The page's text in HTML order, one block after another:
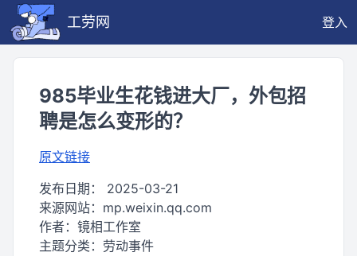
工劳网 登入
985毕业生花钱进大厂，外包招
聘是怎么变形的？
原文链接
发布日期： 2025-03-21
来源网站： mp.weixin.qq.com
作者： 镜相工作室
主题分类： 劳动事件